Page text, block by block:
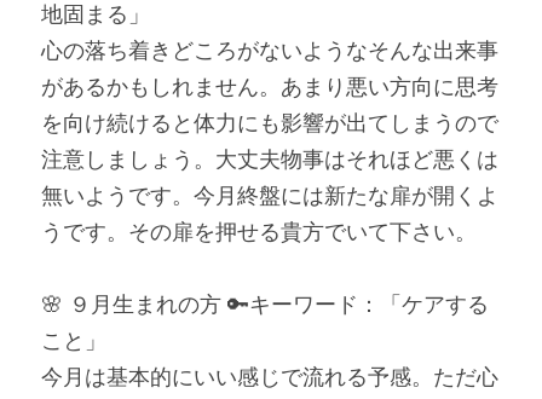
地固まる」
心の落ち着きどころがないようなそんな出来事
があるかもしれません。あまり悪い方向に思考
を向け続けると体力にも影響が出てしまうので
注意しましょう。大丈夫物事はそれほど悪くは
無いようです。今月終盤には新たな扉が開くよ
うです。その扉を押せる貴方でいて下さい。
🌸 ９月生まれの方 🔑キーワード：「ケアする
こと」
今月は基本的にいい感じで流れる予感。ただ心